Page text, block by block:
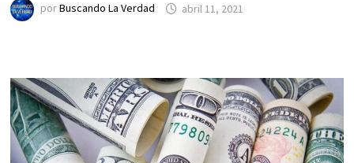
porBuscando La Verdad abril 11, 2021